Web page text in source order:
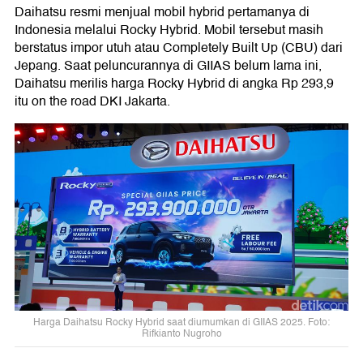
Daihatsu resmi menjual mobil hybrid pertamanya di
Indonesia melalui Rocky Hybrid. Mobil tersebut masih
berstatus impor utuh atau Completely Built Up (CBU) dari
Jepang. Saat peluncurannya di GIIAS belum lama ini,
Daihatsu merilis harga Rocky Hybrid di angka Rp 293,9
itu on the road DKI Jakarta.
Harga Daihatsu Rocky Hybrid saat diumumkan di GIIAS 2025. Foto:
Rifkianto Nugroho